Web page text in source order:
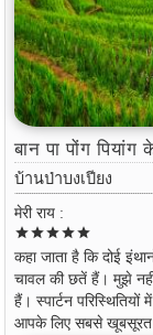
बान पा पोंग
บ้านป่าบงเปียง
मेरी राय :
starstarstarstarstar
कहा जाता है कि दोई
चावल की छतें हैं। मुझे
हैं। स्पार्टन
आपके लिए सबसे